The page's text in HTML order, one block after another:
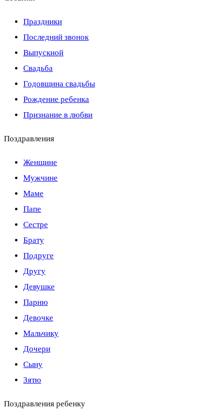
Праздники
Последний звонок
Выпускной
Свадьба
Годовщина свадьбы
Рождение ребенка
Признание в любви
Поздравления
Женщине
Мужчине
Маме
Папе
Сестре
Брату
Подруге
Другу
Девушке
Парню
Девочке
Мальчику
Дочери
Сыну
Зятю
Поздравления ребенку